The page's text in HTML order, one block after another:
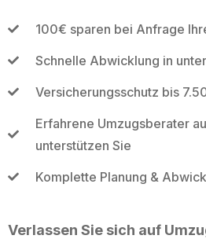
100€ sparen bei Anfrage
Schnelle Abwicklung in
Versicherungsschutz bis
Erfahrene Umzugsberater
unterstützen Sie
Komplette Planung &
Verlassen Sie sich auf